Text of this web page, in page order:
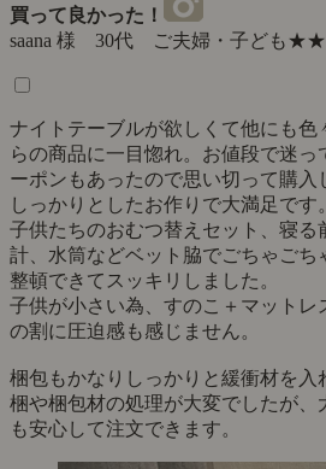
買って良かった！
saana 様 30代 ご夫婦・子ども
ナイトテーブルが欲しくて他にも
らの商品に一目惚れ。お値段で迷
ーポンもあったので思い切って購
しっかりとしたお作りで大満足です。
子供たちのおむつ替えセット、寝
計、水筒などベット脇でごちゃご
整頓できてスッキリしました。
子供が小さい為、すのこ＋マット
の割に圧迫感も感じません。
梱包もかなりしっかりと緩衝材を
梱や梱包材の処理が大変でしたが
も安心して注文できます。